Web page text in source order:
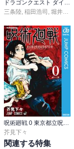
ドラゴンクエスト ダイの大冒険
三条陸, 稲田浩司 , 堀井雄二
芥見下々
関連する特集